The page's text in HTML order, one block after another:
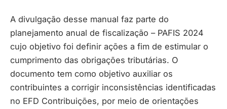
A divulgação desse manual faz parte do
planejamento anual de fiscalização – PAFIS 2024
cujo objetivo foi definir ações a fim de estimular o
cumprimento das obrigações tributárias. O
documento tem como objetivo auxiliar os
contribuintes a corrigir inconsistências identificadas
no EFD Contribuições, por meio de orientações